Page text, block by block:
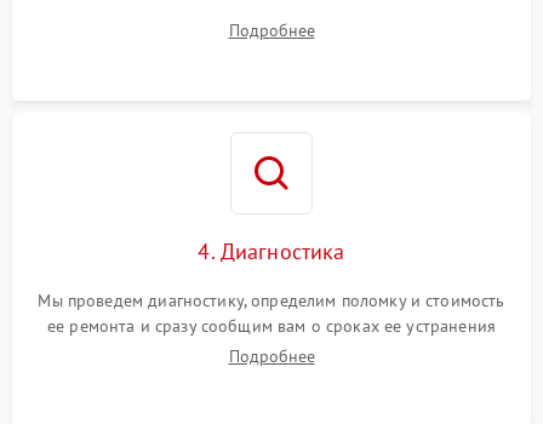
Подробнее
4. Диагностика
Мы проведем диагностику, определим поломку и стоимость
ее ремонта и сразу сообщим вам о сроках ее устранения
Подробнее